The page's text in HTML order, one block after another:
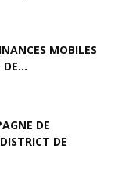
MOBILES
DE...
DE
DE